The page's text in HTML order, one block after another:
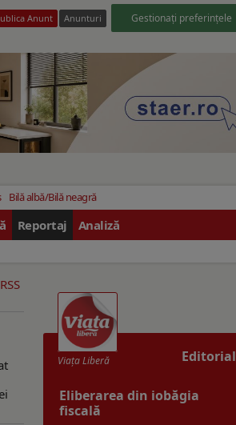
Anunt Anunturi Gestionați preferințele
Bilă albă/Bilă neagră
Reportaj Analiză
Editorial
Viaţa Liberă
Eliberarea din iobăgia
fiscală